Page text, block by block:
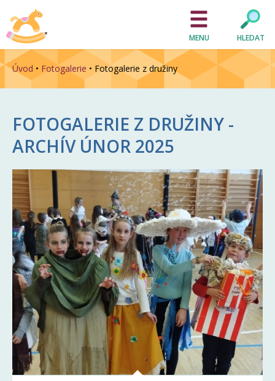
MENU HLEDAT
Úvod • Fotogalerie • Fotogalerie z družiny
FOTOGALERIE Z DRUŽINY -
ARCHÍV ÚNOR 2025